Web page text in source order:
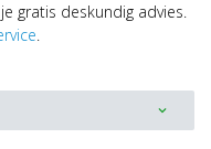
gratis deskundig advies.
.
expand_more